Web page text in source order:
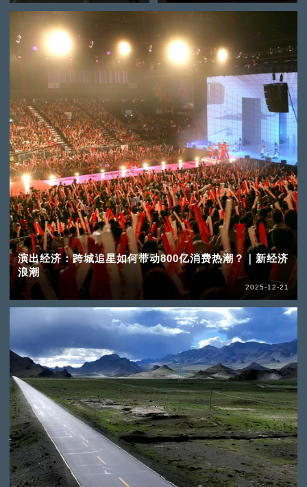
演出经济：跨城追星如何带动800亿消费热潮？｜新经济
浪潮
2025-12-21